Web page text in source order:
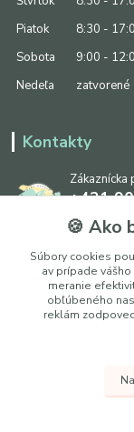
Piatok
8:30 -
Sobota
9:00 -
Nedeľa
zatvorené
Kontakty
Zákaznícka
+421
(Po-Pia,
info@ipapier.sk
🍪 Ako
Súbory cookies
av prípade
meranie
obľúbeného
reklám